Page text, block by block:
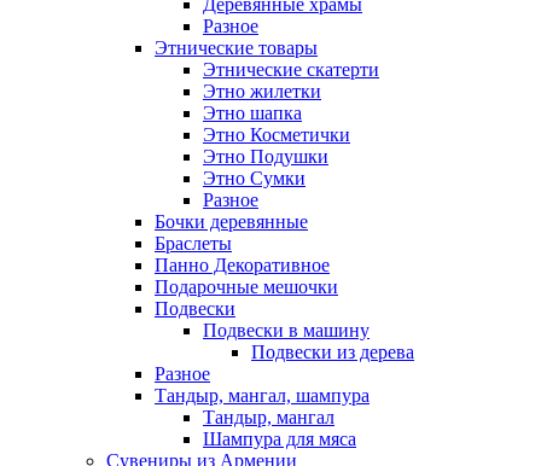
Деревянные храмы
Разное
Этнические товары
Этнические скатерти
Этно жилетки
Этно шапка
Этно Косметички
Этно Подушки
Этно Сумки
Разное
Бочки деревянные
Браслеты
Панно Декоративное
Подарочные мешочки
Подвески
Подвески в машину
Подвески из дерева
Разное
Тандыр, мангал, шампура
Тандыр, мангал
Шампура для мяса
Сувениры из Армении